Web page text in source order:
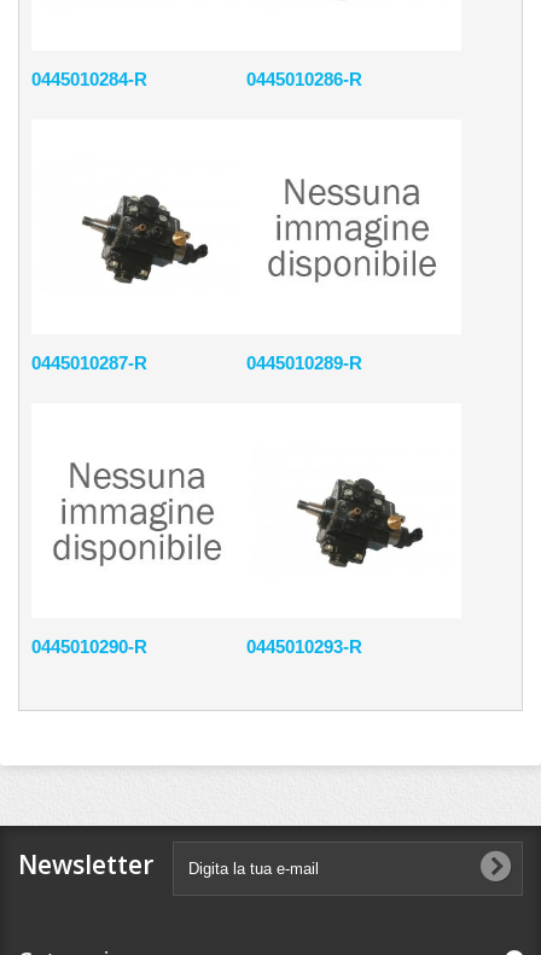
0445010284-R 0445010286-R
0445010287-R 0445010289-R
0445010290-R 0445010293-R
Newsletter